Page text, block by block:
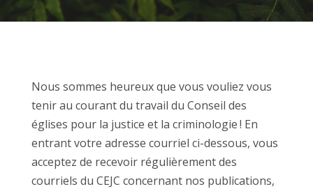
Nous sommes heureux que vous vouliez vous
tenir au courant du travail du Conseil des
églises pour la justice et la criminologie ! En
entrant votre adresse courriel ci-dessous, vous
acceptez de recevoir régulièrement des
courriels du CEJC concernant nos publications,